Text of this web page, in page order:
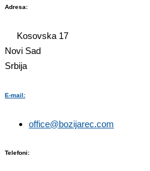
Adresa:
Kosovska 17
Novi Sad
Srbija
E-mail:
office@bozijarec.com​
Telefoni: